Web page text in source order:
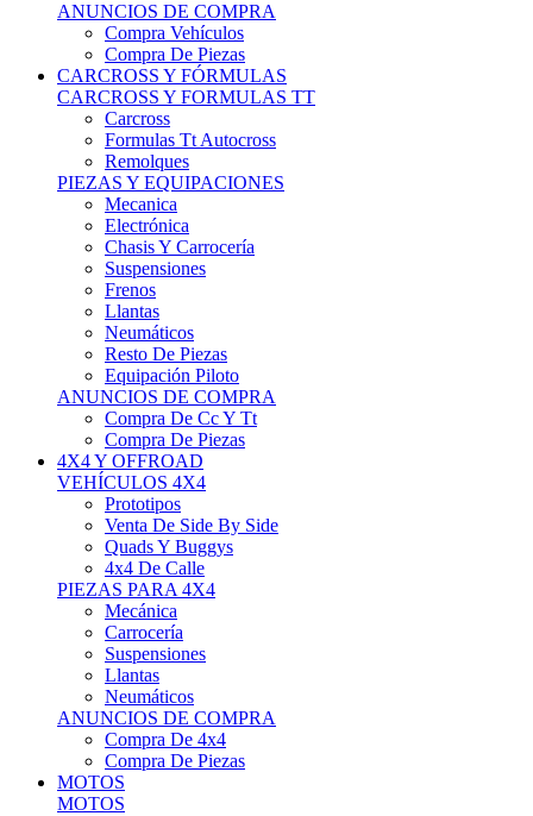
Compra De Piezas
CARCROSS Y FÓRMULAS
CARCROSS Y FORMULAS TT
Carcross
Formulas Tt Autocross
Remolques
PIEZAS Y EQUIPACIONES
Mecanica
Electrónica
Chasis Y Carrocería
Suspensiones
Frenos
Llantas
Neumáticos
Resto De Piezas
Equipación Piloto
ANUNCIOS DE COMPRA
Compra De Cc Y Tt
Compra De Piezas
4X4 Y OFFROAD
VEHÍCULOS 4X4
Prototipos
Venta De Side By Side
Quads Y Buggys
4x4 De Calle
PIEZAS PARA 4X4
Mecánica
Carrocería
Suspensiones
Llantas
Neumáticos
ANUNCIOS DE COMPRA
Compra De 4x4
Compra De Piezas
MOTOS
MOTOS
Motos De Circuito